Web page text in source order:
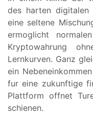
des harten digitalen
eine seltene
ermoglicht
Kryptowahrung
Lernkurven. Ganz
ein
fur eine zukunftige
Plattform offnet
schienen.